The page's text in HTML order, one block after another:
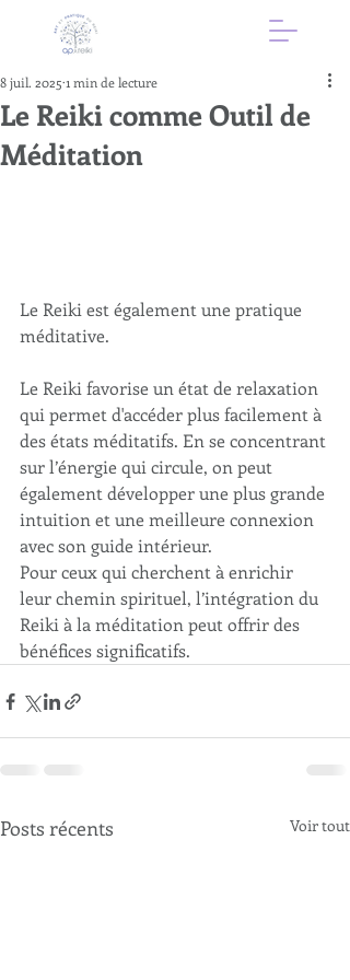
Le Reiki comme Outil de
Méditation
8 juil. 2025 1 min de lecture
Le Reiki est également une pratique
méditative.
Le Reiki favorise un état de relaxation
qui permet d'accéder plus facilement à
des états méditatifs. En se concentrant
sur l’énergie qui circule, on peut
également développer une plus grande
intuition et une meilleure connexion
avec son guide intérieur.
Pour ceux qui cherchent à enrichir
leur chemin spirituel, l’intégration du
Reiki à la méditation peut offrir des
bénéfices significatifs.
Posts récents Voir tout